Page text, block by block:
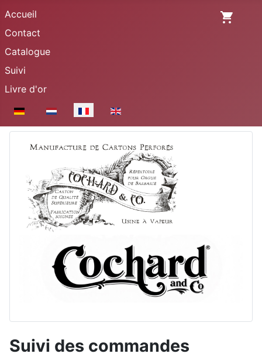
Accueil
Contact
Catalogue
Suivi
Livre d'or
Sélectionnez votre langue
Suivi des commandes